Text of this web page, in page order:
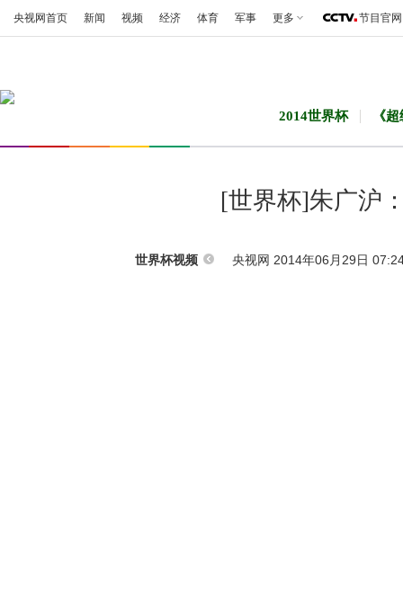
央视网首页 新闻 视频 经济 体育 军事 更多 节目官网
2014世界杯 《
[世界杯]朱广沪
世界杯视频 央视网 2014年06月29日